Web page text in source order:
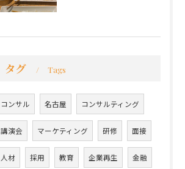
タグ Tags
コンサル 名古屋 コンサルティング
講演会 マーケティング 研修 面接
人材 採用 教育 企業再生 金融